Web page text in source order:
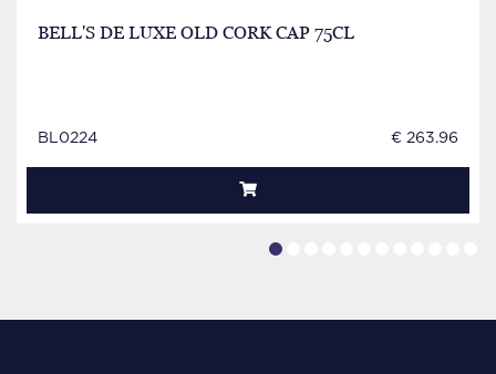
BELL'S DE LUXE OLD CORK CAP 75CL
BL0224 € 263.96